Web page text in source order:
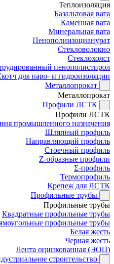
Теплоизоляция
Базальтовая вата
Каменная вата
Минеральная вата
Пенополиизоцианурат
Стекловолокно
Стеклохолст
пенополистирол
для паро- и гидроизоляции
Металлопрокат
Металлопрокат
Профили ЛСТК
Профили ЛСТК
промышленного назначения
Шляпный профиль
Направляющий профиль
Стоечный профиль
Z-образные профили
Σ-профиль
Термопрофиль
Крепеж для ЛСТК
Профильные трубы
Профильные трубы
Квадратные профильные трубы
профильные трубы
Белая жесть
Черная жесть
Лента оцинкованная (ЭОЦ)
строительство